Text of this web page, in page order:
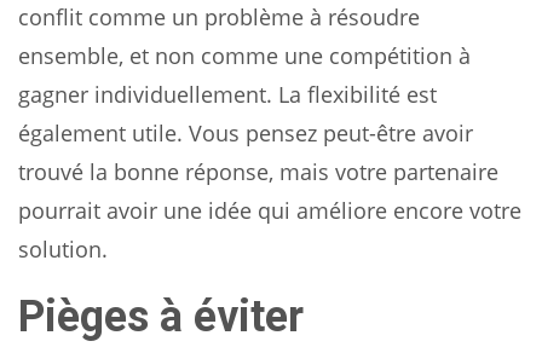
conflit comme un problème à résoudre
ensemble, et non comme une compétition à
gagner individuellement. La flexibilité est
également utile. Vous pensez peut-être avoir
trouvé la bonne réponse, mais votre partenaire
pourrait avoir une idée qui améliore encore votre
solution.
Pièges à éviter